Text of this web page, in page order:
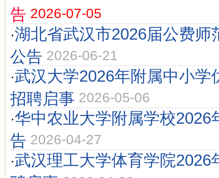
告 2026-07-05
·湖北省武汉市2026届公费师
公告 2026-06-21
·武汉大学2026年附属中小学
招聘启事 2026-05-06
·华中农业大学附属学校2026
告 2026-04-27
·武汉理工大学体育学院2026